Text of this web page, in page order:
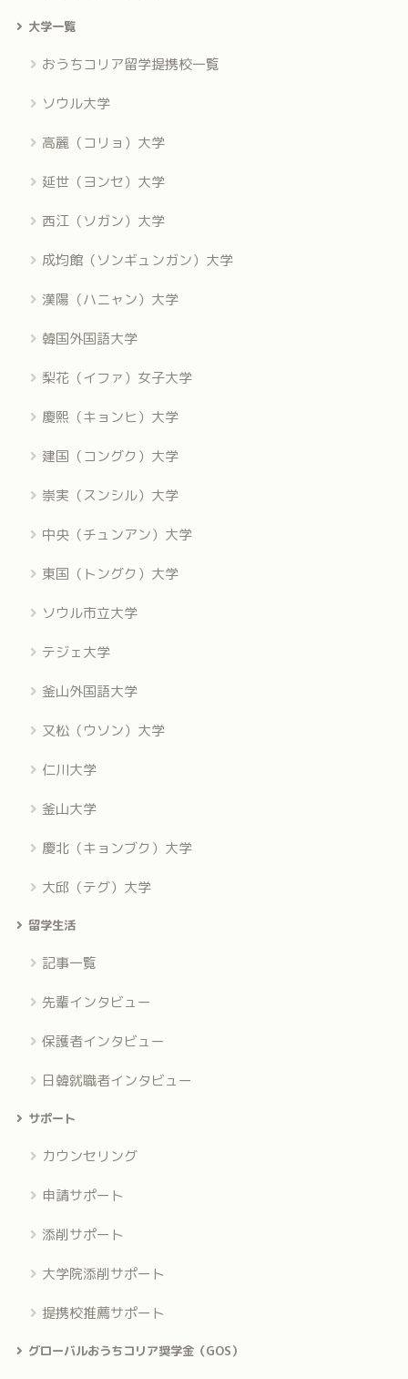
大学一覧
おうちコリア留学提携校一覧
ソウル大学
高麗（コリョ）大学
延世（ヨンセ）大学
西江（ソガン）大学
成均館（ソンギュンガン）大学
漢陽（ハニャン）大学
韓国外国語大学
梨花（イファ）女子大学
慶熙（キョンヒ）大学
建国（コングク）大学
崇実（スンシル）大学
中央（チュンアン）大学
東国（トングク）大学
ソウル市立大学
テジェ大学
釜山外国語大学
又松（ウソン）大学
仁川大学
釜山大学
慶北（キョンブク）大学
大邱（テグ）大学
留学生活
記事一覧
先輩インタビュー
保護者インタビュー
日韓就職者インタビュー
サポート
カウンセリング
申請サポート
添削サポート
大学院添削サポート
提携校推薦サポート
グローバルおうちコリア奨学金（GOS）